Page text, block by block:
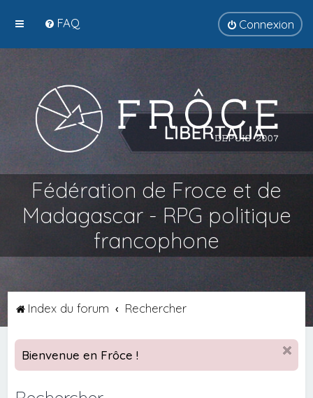
FAQ Connexion
Fédération de Froce et de
Madagascar - RPG politique
francophone
Index du forum Rechercher
Bienvenue en Frôce !